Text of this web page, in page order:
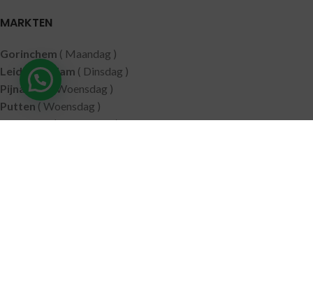
MARKTEN
Gorinchem ( Maandag )
Leidschendam ( Dinsdag )
Pijnacker( Woensdag )
Putten ( Woensdag )
Nunspeet( Donderdag )